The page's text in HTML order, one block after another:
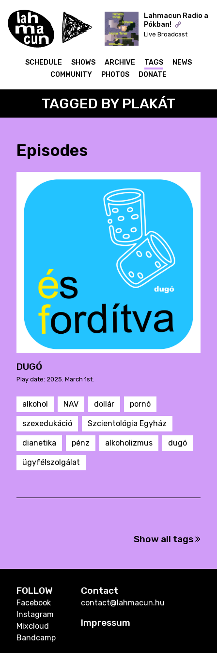
ON AIR
Lahmacun Radio a
Pókban!
Live Broadcast
SCHEDULE SHOWS ARCHIVE TAGS
NEWS
COMMUNITY
PHOTOS DONATE
TAGGED BY PLAKÁT
Episodes
DUGÓ
Play date: 2025. March 1st.
alkohol NAV dollár pornó
szexedukáció Szcientológia Egyház
dianetika pénz alkoholizmus dugó
ügyfélszolgálat
Show all tags
FOLLOW
Facebook
Instagram
Mixcloud
Bandcamp
Contact
contact@lahmacun.hu
Impressum